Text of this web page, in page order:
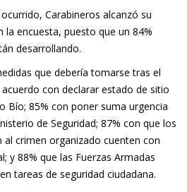
Carabineros alcanzó su
encuesta, puesto que un 84%
desarrollando.
que debería tomarse tras el
con declarar estado de sitio
Bío; 85% con poner suma urgencia
de Seguridad; 87% con que los
crimen organizado cuenten con
y 88% que las Fuerzas Armadas
tareas de seguridad ciudadana.